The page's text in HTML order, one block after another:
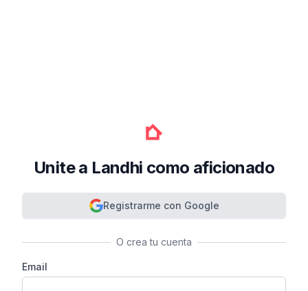
Unite a Landhi como aficionado
Registrarme con Google
O crea tu cuenta
Email